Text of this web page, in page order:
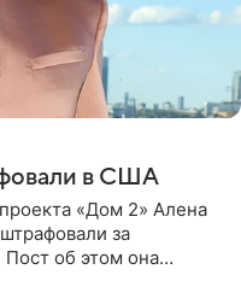
в США
«Дом 2» Алена
за
об этом она